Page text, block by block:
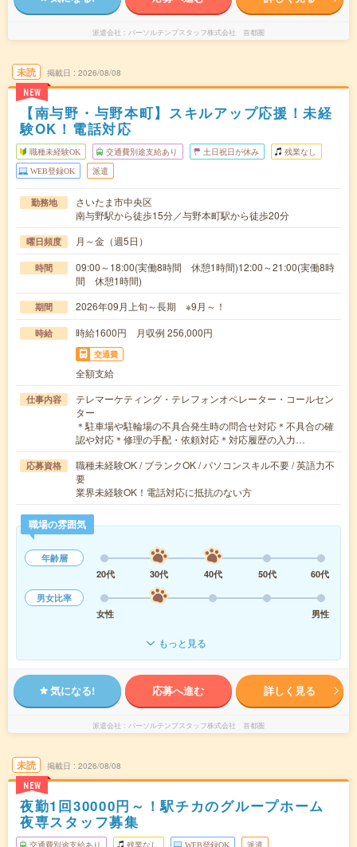
派遣会社 パーソルテンプスタッフ株式会社 首都圏
未読
NEW
掲載日 2026/08/08
【南与野・与野本町】スキルアップ応援！未経
験OK！電話対応
職種未経験OK 交通費別途支給あり 土日祝日が休み 残業なし
WEB登録OK 派遣
勤務地
さいたま市中央区
南与野駅から徒歩15分／与野本町駅から徒歩20分
曜日頻度 月～金（週5日）
時間
09:00～18:00(実働8時間 休憩1時間)12:00～21:00(実働8時
間 休憩1時間)
期間 2026年09月上旬～長期 ※9月～！
時給 時給1600円 月収例 256,000円
交通費
全額支給
仕事内容
テレマーケティング・テレフォンオペレーター・コールセン
ター
＊駐車場や駐輪場の不具合発生時の問合せ対応＊不具合の確
認や対応＊修理の手配・依頼対応＊対応履歴の入力…
応募資格
職種未経験OK / ブランクOK / パソコンスキル不要 / 英語力不
要
業界未経験OK！電話対応に抵抗のない方
職場の雰囲気
年齢層
20代
30代 40代 50代
60代
男女比率
女性
男性
もっと見る
気になる! 応募へ進む 詳しく見る
派遣会社 パーソルテンプスタッフ株式会社 首都圏
未読
NEW
掲載日 2026/08/08
夜勤1回30000円～！駅チカのグループホーム
夜専スタッフ募集
交通費別途支給あり 残業なし WEB登録OK 派遣